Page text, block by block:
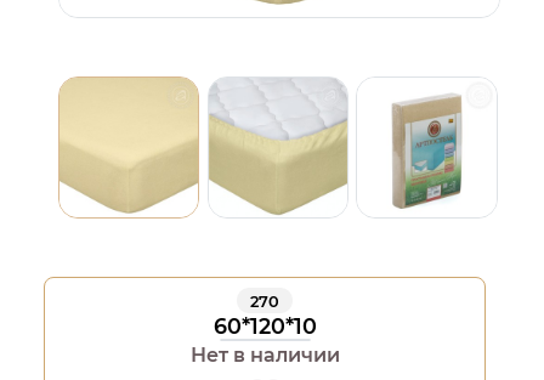
270
60*120*10
Нет в наличии